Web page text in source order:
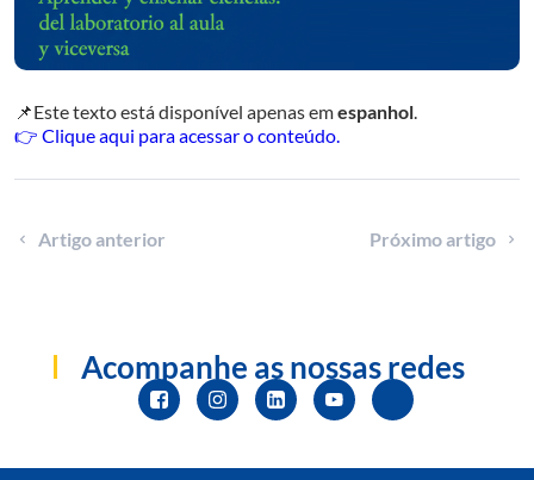
📌Este texto está disponível apenas emespanhol.
👉 Clique aqui para acessar o conteúdo.
Artigo anterior Próximo artigo
Acompanhe as nossas redes